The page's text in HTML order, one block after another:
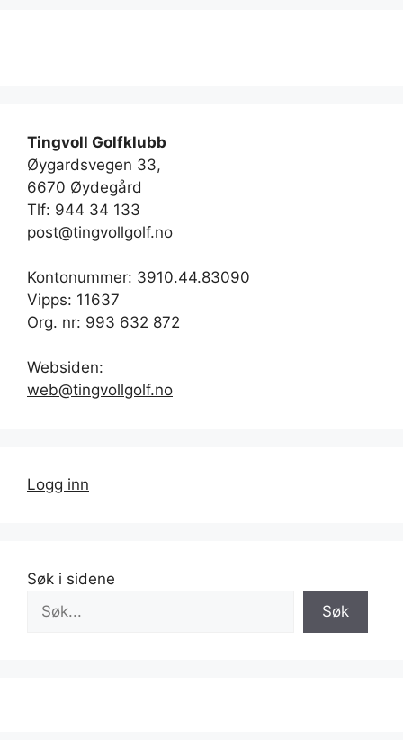
Tingvoll Golfklubb
Øygardsvegen 33,
6670 Øydegård
Tlf: 944 34 133
post@tingvollgolf.no
Kontonummer: 3910.44.83090
Vipps: 11637
Org. nr: 993 632 872
Websiden:
web@tingvollgolf.no
Logg inn
Søk i sidene
Søk